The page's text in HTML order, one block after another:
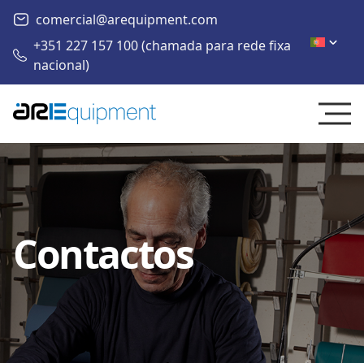
comercial@arequipment.com
+351 227 157 100 (chamada para rede fixa
nacional)
Contactos